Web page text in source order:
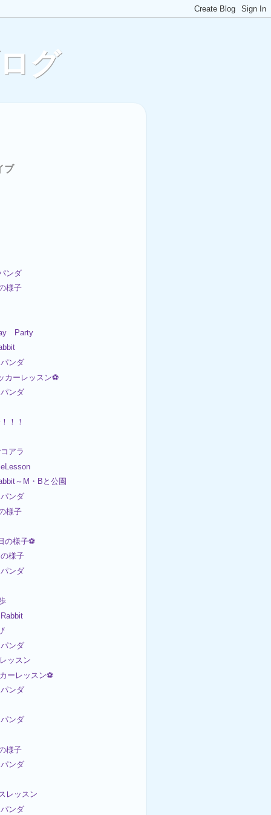
グ
ブ
ンダ
様子
Party
ンダ
カーレッスン⚽
ンダ
！！
アラ
～M・Bと公園
ンダ
様子
の様子⚽
様子
ンダ
ンダ
ッスン
ーレッスン⚽
ンダ
ンダ
様子
ンダ
レッスン
ンダ